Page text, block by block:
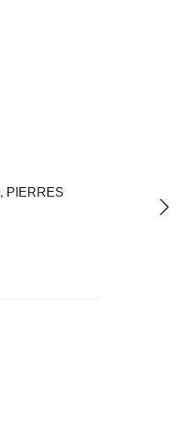
, PIERRES